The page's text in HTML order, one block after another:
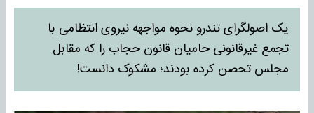
یک اصولگرای تندرو نحوه مواجهه نیروی انتظامی با
تجمع غیرقانونی حامیان قانون حجاب را که مقابل
مجلس تحصن کرده بودند؛ مشکوک دانست!